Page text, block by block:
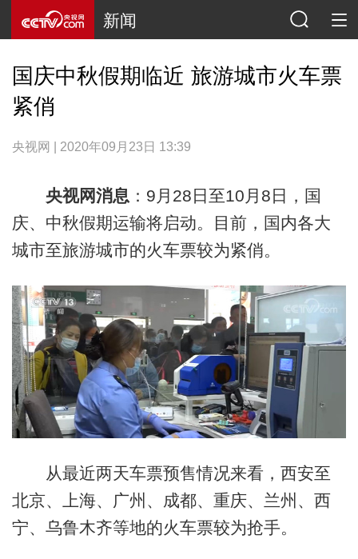
新闻
国庆中秋假期临近 旅游城市火车票
紧俏
央视网 | 2020年09月23日 13:39
央视网消息 ：9月28日至10月8日，国
庆、中秋假期运输将启动。目前，国内各大
城市至旅游城市的火车票较为紧俏。
从最近两天车票预售情况来看，西安至
北京、上海、广州、成都、重庆、兰州、西
宁、乌鲁木齐等地的火车票较为抢手。